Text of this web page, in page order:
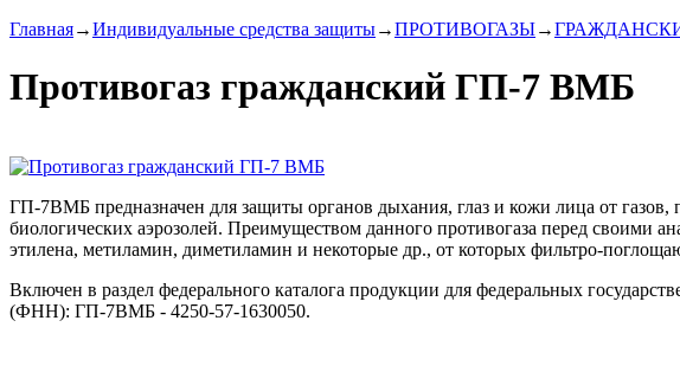
Главная→Индивидуальные средства защиты→ПРОТИВОГАЗЫ→
Противогаз гражданский ГП-7 ВМБ
ГП-7ВМБ предназначен для защиты органов дыхания, глаз и кожи лица от
биологических аэрозолей. Преимуществом данного противогаза перед своими
этилена, метиламин, диметиламин и некоторые др., от которых фильтро-
Включен в раздел федерального каталога продукции для федеральных
(ФНН): ГП-7ВМБ - 4250-57-1630050.